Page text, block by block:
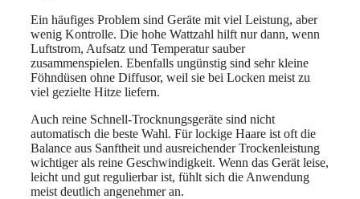
Ein häufiges Problem sind Geräte mit viel Leistung, aber
wenig Kontrolle. Die hohe Wattzahl hilft nur dann, wenn
Luftstrom, Aufsatz und Temperatur sauber
zusammenspielen. Ebenfalls ungünstig sind sehr kleine
Föhndüsen ohne Diffusor, weil sie bei Locken meist zu
viel gezielte Hitze liefern.
Auch reine Schnell-Trocknungsgeräte sind nicht
automatisch die beste Wahl. Für lockige Haare ist oft die
Balance aus Sanftheit und ausreichender Trockenleistung
wichtiger als reine Geschwindigkeit. Wenn das Gerät leise,
leicht und gut regulierbar ist, fühlt sich die Anwendung
meist deutlich angenehmer an.